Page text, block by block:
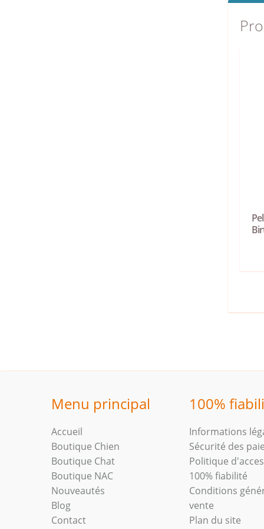
Menu principal
Accueil
Boutique Chien
Boutique Chat
Boutique NAC
Nouveautés
Blog
Contact
100%
Informations
Sécurité des
Politique
100% fiabilité
Conditions
vente
Plan du site